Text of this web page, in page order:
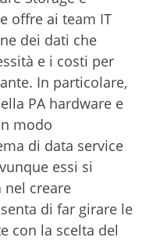
offre ai team IT
dei dati che
e i costi per
In particolare,
PA hardware e
modo
di data service
essi si
nel creare
di far girare le
con la scelta del